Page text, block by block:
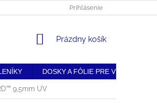
• REKLAMAČNÝ
Prihlásenie
NÁKUPNÝ
Prázdny košík
DOSKY A FÓLIE PRE VÝROBU
9,5mm UV